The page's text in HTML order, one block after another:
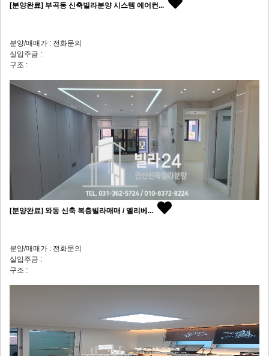
[분양완료] 부곡동 신축빌라분양 시스템 에어컨...
분양/매매가 : 전화문의
실입주금 :
구조 :
[분양완료] 와동 신축 복층빌라매매 / 엘리베...
분양/매매가 : 전화문의
실입주금 :
구조 :